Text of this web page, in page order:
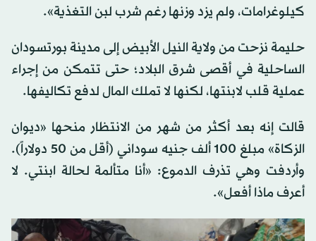
كيلوغرامات، ولم يزد وزنها رغم شرب لبن التغذية».
حليمة نزحت من ولاية النيل الأبيض إلى مدينة بورتسودان
الساحلية في أقصى شرق البلاد؛ حتى تتمكن من إجراء
عملية قلب لابنتها، لكنها لا تملك المال لدفع تكاليفها.
قالت إنه بعد أكثر من شهر من الانتظار منحها «ديوان
الزكاة» مبلغ 100 ألف جنيه سوداني (أقل من 50 دولاراً).
وأردفت وهي تذرف الدموع: «أنا متألمة لحالة ابنتي. لا
أعرف ماذا أفعل».